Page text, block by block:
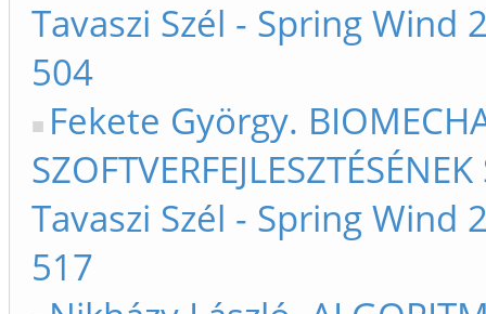
Tavaszi Szél - Spring
504
Fekete György.
Tavaszi Szél - Spring
517